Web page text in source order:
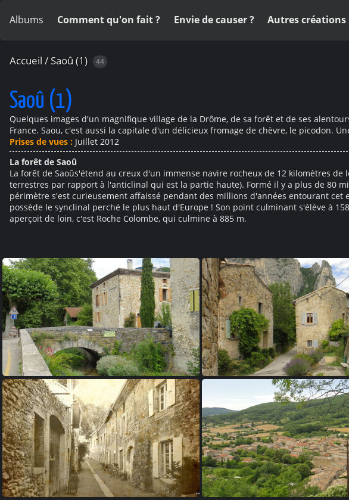
Albums Comment qu'on fait ? Envie de causer ? Autres créations
Accueil /Saoû (1) 44
Saoû (1)
Quelques images d'un magnifique village de la Drôme, de sa forêt et de ses
France. Saou, c'est aussi la capitale d'un délicieux fromage de chèvre, le picodon.
Prises de vues : Juillet 2012
La forêt de Saoû
La forêt de Saoûs'étend au creux d'un immense navire rocheux de 12 kilomètres
terrestres par rapport à l'anticlinal qui est la partie haute). Formé il y a plus de 80
périmètre s'est curieusement affaissé pendant des millions d'années entourant
possède le synclinal perché le plus haut d'Europe ! Son point culminant s'élève à
aperçoit de loin, c'est Roche Colombe, qui culmine à 885 m.
01 - Saou 02 - Saou